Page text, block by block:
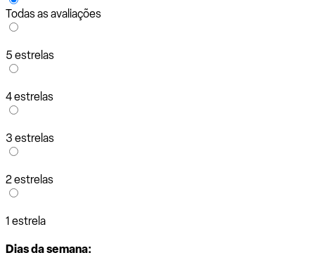
Todas as avaliações
5 estrelas
4 estrelas
3 estrelas
2 estrelas
1 estrela
Dias da semana: